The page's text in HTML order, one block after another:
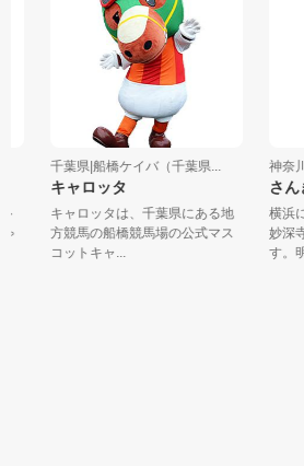
千葉県|船橋ケイバ（千葉県...
キャロッタ
キャロッタは、千葉県にある地
方競馬の船橋競馬場の公式マス
コットキャ...
神奈
さん
横浜
妙深
す。明